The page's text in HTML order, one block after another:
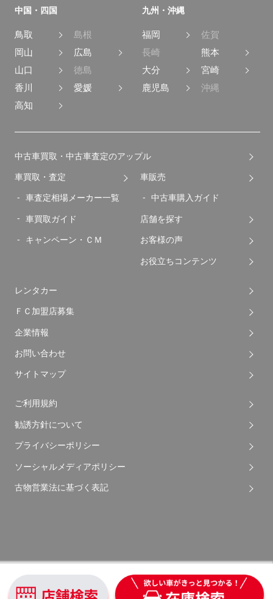
中国・四国
鳥取
島根
岡山
広島
山口
徳島
香川
愛媛
高知
九州・沖縄
福岡
佐賀
長崎
熊本
大分
宮崎
鹿児島
沖縄
中古車買取・中古車査定のアップル
車買取・査定
車査定相場メーカー一覧
車買取ガイド
キャンペーン・ＣＭ
車販売
中古車購入ガイド
店舗を探す
お客様の声
お役立ちコンテンツ
レンタカー
ＦＣ加盟店募集
企業情報
お問い合わせ
サイトマップ
ご利用規約
勧誘方針について
プライバシーポリシー
ソーシャルメディアポリシー
古物営業法に基づく表記